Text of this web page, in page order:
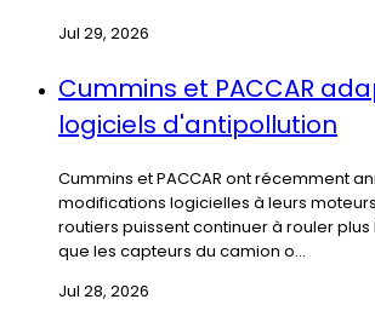
Jul 29, 2026
Cummins et PACCAR
logiciels d'antipollution
Cummins et PACCAR ont récemment
modifications logicielles à leurs
routiers puissent continuer à rouler
que les capteurs du camion o...
Jul 28, 2026